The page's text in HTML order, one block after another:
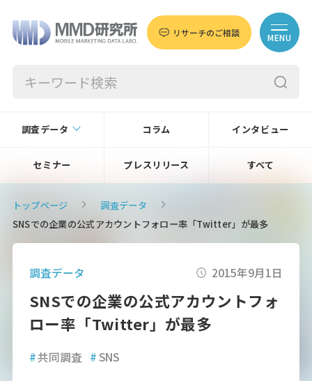
リサーチのご相談 MENU
調査データ コラム インタビュー
セミナー プレスリリース すべて
トップページ
調査データ
SNSでの企業の公式アカウントフォロー率「Twitter」が最多
調査データ 2015年9月1日
SNSでの企業の公式アカウントフォ
ロー率「Twitter」が最多
#共同調査 #SNS